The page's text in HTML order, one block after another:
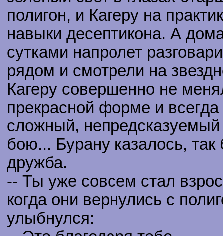
полигон, и Кагеру на
навыки десептикона. А
сутками напролет
рядом и смотрели на
Кагеру совершенно не
прекрасной форме и
сложный, непредсказуемый
бою... Бурану казалось, так
дружба.
-- Ты уже совсем стал
когда они вернулись с
улыбнулся: